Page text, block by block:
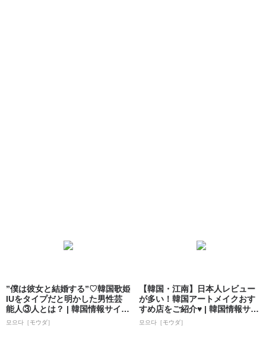
”僕は彼女と結婚する”♡韓国歌姫
IUをタイプだと明かした男性芸
能人③人とは？ | 韓国情報サイト
...
모으다［モウダ］
【韓国・江南】日本人レビュー
が多い！韓国アートメイクおす
すめ店をご紹介♥ | 韓国情報サイ
ト 모으...
모으다［モウダ］